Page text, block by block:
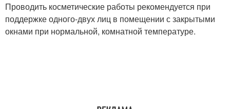
Проводить косметические работы рекомендуется при
поддержке одного-двух лиц в помещении с закрытыми
окнами при нормальной, комнатной температуре.